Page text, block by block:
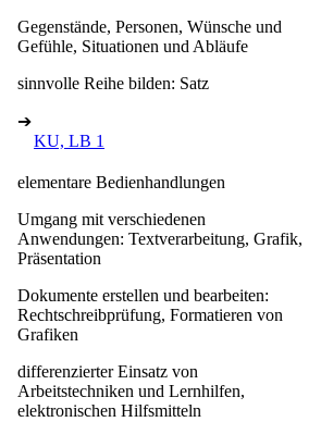
Gegenstände, Personen, Wünsche und
Gefühle, Situationen und Abläufe
sinnvolle Reihe bilden: Satz
➔
KU, LB 1
elementare Bedienhandlungen
Umgang mit verschiedenen
Anwendungen: Textverarbeitung, Grafik,
Präsentation
Dokumente erstellen und bearbeiten:
Rechtschreibprüfung, Formatieren von
Grafiken
differenzierter Einsatz von
Arbeitstechniken und Lernhilfen,
elektronischen Hilfsmitteln